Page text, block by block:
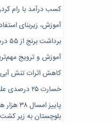
کسب درآمد با رام
آموزش، زیربنای
برداشت برنج از ۵۵ درصد اراضی شالیکاری گیلان
آموزش و ترویج
کاهش اثرات تنش
خسارت ۲۵ درصدی علف‌های هرز به محصولات کشاورزی
پاییز
بلوچستان به زیر